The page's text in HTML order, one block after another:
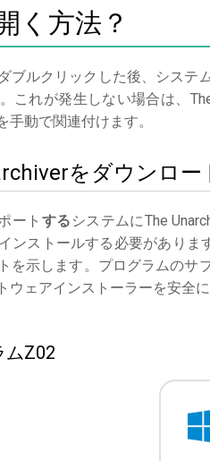
く方法？
ブルクリックした後、システ
これが発生しない場合は、
動で関連付けます。
をダウンロ
ート する システムにThe
ンストールする必要があり
を示します。プログラムのサ
ェアインストーラーを安全
ムZ02